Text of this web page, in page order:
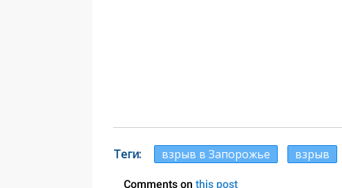
Теги взрыв в Запорожье взрыв